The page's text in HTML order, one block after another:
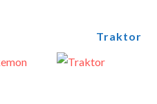
Traktor